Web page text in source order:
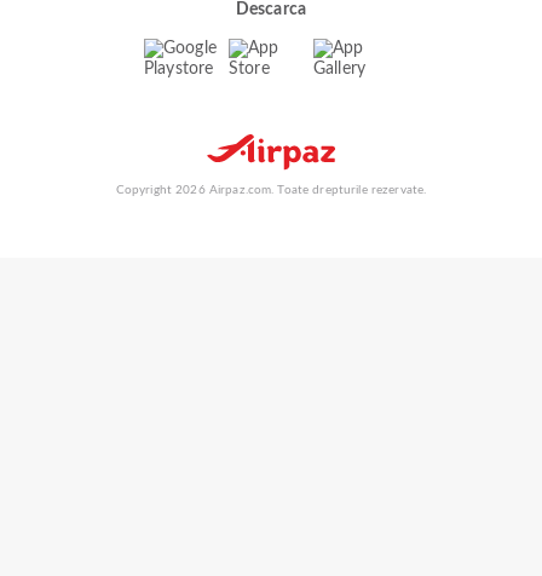
Descarca
Copyright 2026 Airpaz.com. Toate drepturile rezervate.